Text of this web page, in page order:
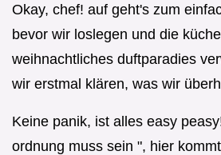
Okay, chef! auf geht's zum
bevor wir loslegen und die
weihnachtliches duftparadies
wir erstmal klären, was wir
Keine panik, ist alles easy
ordnung muss sein ", hier